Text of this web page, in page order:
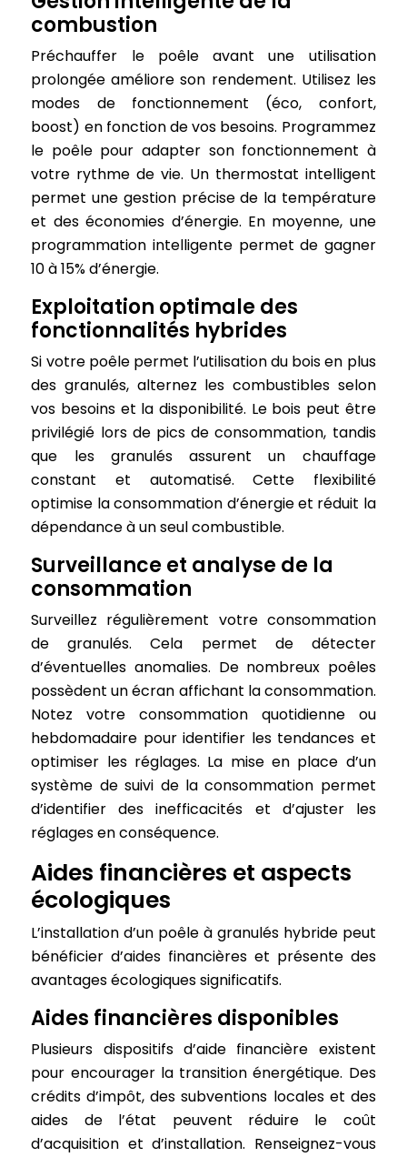
combustion
Préchauffer le poêle avant une utilisation
prolongée améliore son rendement. Utilisez les
modes de fonctionnement (éco, confort,
boost) en fonction de vos besoins. Programmez
le poêle pour adapter son fonctionnement à
votre rythme de vie. Un thermostat intelligent
permet une gestion précise de la température
et des économies d’énergie. En moyenne, une
programmation intelligente permet de gagner
10 à 15% d’énergie.
Exploitation optimale des
fonctionnalités hybrides
Si votre poêle permet l’utilisation du bois en plus
des granulés, alternez les combustibles selon
vos besoins et la disponibilité. Le bois peut être
privilégié lors de pics de consommation, tandis
que les granulés assurent un chauffage
constant et automatisé. Cette flexibilité
optimise la consommation d’énergie et réduit la
dépendance à un seul combustible.
Surveillance et analyse de la
consommation
Surveillez régulièrement votre consommation
de granulés. Cela permet de détecter
d’éventuelles anomalies. De nombreux poêles
possèdent un écran affichant la consommation.
Notez votre consommation quotidienne ou
hebdomadaire pour identifier les tendances et
optimiser les réglages. La mise en place d’un
système de suivi de la consommation permet
d’identifier des inefficacités et d’ajuster les
réglages en conséquence.
Aides financières et aspects
écologiques
L’installation d’un poêle à granulés hybride peut
bénéficier d’aides financières et présente des
avantages écologiques significatifs.
Aides financières disponibles
Plusieurs dispositifs d’aide financière existent
pour encourager la transition énergétique. Des
crédits d’impôt, des subventions locales et des
aides de l’état peuvent réduire le coût
d’acquisition et d’installation. Renseignez-vous